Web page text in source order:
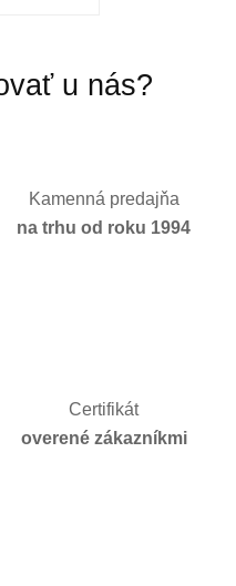
u nás?
Kamenná predajňa
na trhu od roku 1994
Certifikát
overené zákazníkmi